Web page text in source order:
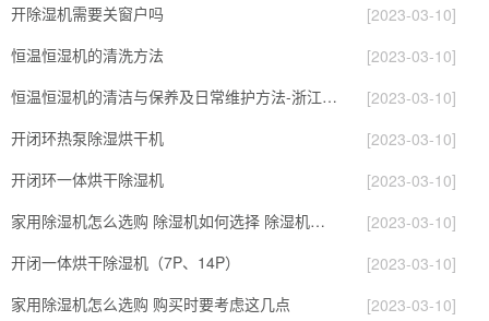
开除湿机需要关窗户吗
[2023-03-10]
恒温恒湿机的清洗方法
[2023-03-10]
恒温恒湿机的清洁与保养及日常维护方法-浙江酷尔环境
[2023-03-10]
开闭环热泵除湿烘干机
[2023-03-10]
开闭环一体烘干除湿机
[2023-03-10]
家用除湿机怎么选购 除湿机如何选择 除湿机怎么选
[2023-03-10]
开闭一体烘干除湿机（7P、14P）
[2023-03-10]
家用除湿机怎么选购 购买时要考虑这几点
[2023-03-10]